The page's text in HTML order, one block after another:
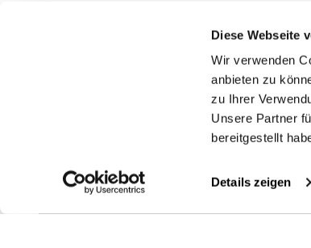
Diese Webseite
Wir verwenden
anbieten zu
zu Ihrer
Unsere Partner
bereitgestellt
Details zeigen